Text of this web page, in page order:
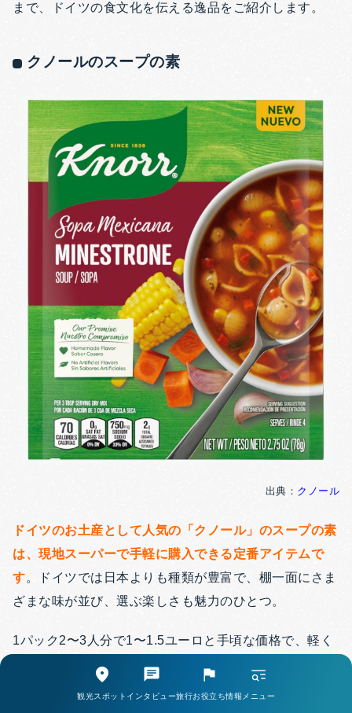
まで、ドイツの食文化を伝える逸品をご紹介します。
クノールのスープの素
出典： クノール
ドイツのお土産として人気の「クノール」のスープの素
は、現地スーパーで手軽に購入できる定番アイテムで
す。ドイツでは日本よりも種類が豊富で、棚一面にさま
ざまな味が並び、選ぶ楽しさも魅力のひとつ。
1パック2〜3人分で1〜1.5ユーロと手頃な価格で、軽く
てかさばらず、ばらまき用のお土産にも最適です。味も
観光スポット インタビュー旅行お役立ち情報 メニュー